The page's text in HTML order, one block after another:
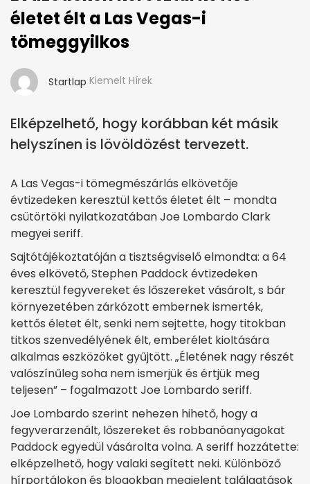
életet élt a Las Vegas-i
tömeggyilkos
Startlap Kiemelt Hírek
Elképzelhető, hogy korábban két másik
helyszínen is lövöldözést tervezett.
A Las Vegas-i tömegmészárlás elkövetője
évtizedeken keresztül kettős életet élt – mondta
csütörtöki nyilatkozatában Joe Lombardo Clark
megyei seriff.
Sajtótájékoztatóján a tisztségviselő elmondta: a 64
éves elkövető, Stephen Paddock évtizedeken
keresztül fegyvereket és lőszereket vásárolt, s bár
környezetében zárkózott embernek ismerték,
kettős életet élt, senki nem sejtette, hogy titokban
titkos szenvedélyének élt, emberélet kioltására
alkalmas eszközöket gyűjtött. „Életének nagy részét
valószínűleg soha nem ismerjük és értjük meg
teljesen” – fogalmazott Joe Lombardo seriff.
Joe Lombardo szerint nehezen hihető, hogy a
fegyverarzenált, lőszereket és robbanóanyagokat
Paddock egyedül vásárolta volna. A seriff hozzátette:
elképzelhető, hogy valaki segített neki. Különböző
hírportálokon és blogokban megjelent találgatások